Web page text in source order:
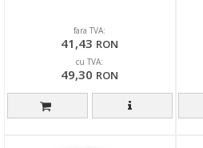
fara TVA:
41,43 RON
cu TVA:
49,30 RON